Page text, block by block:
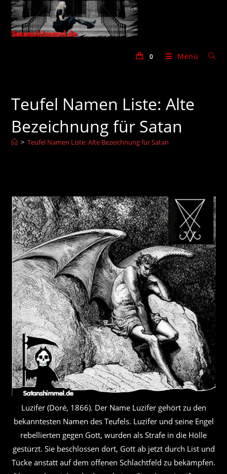
Zum
Inhalt
springen
0 Menü
Teufel Namen Liste: Alte
Bezeichnung für Satan
> Teufel Namen Liste: Alte Bezeichnung für Satan
Luzifer (Doré, 1866). Der Name Luzifer gehört zu den
bekanntesten Namen des Teufels. Luzifer und seine Engel
rebellierten gegen Gott, wurden als Strafe in die Hölle
gestürzt. Sie beschlossen dort, Gott ab jetzt durch List und
Tücke anstatt auf dem offenen Schlachtfeld zu bekämpfen.